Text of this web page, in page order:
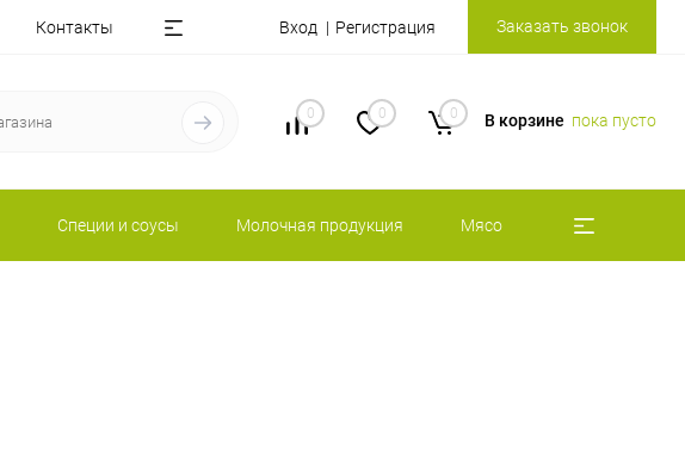
Контакты Вход Регистрация Заказать звонок
0 0 0 В корзине пока пусто
Специи и соусы Молочная продукция Мясо